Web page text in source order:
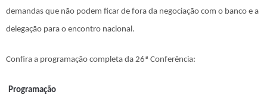
demandas que não podem ficar de fora da negociação com o banco e a
delegação para o encontro nacional.
Confira a programação completa da 26ª Conferência:
Programação